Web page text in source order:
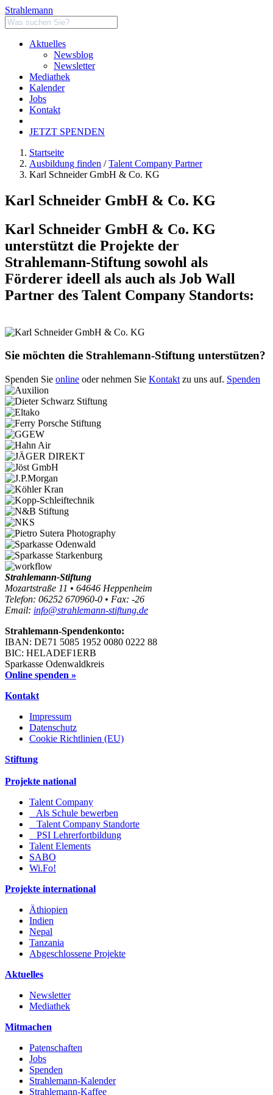
Strahlemann
Aktuelles
Newsblog
Newsletter
Mediathek
Kalender
Jobs
Kontakt
JETZT SPENDEN
Startseite
Ausbildung finden /Talent Company Partner
Karl Schneider GmbH & Co. KG
Karl Schneider GmbH & Co. KG
Karl Schneider GmbH & Co. KG
unterstützt die Projekte der
Strahlemann-Stiftung sowohl als
Förderer ideell als auch als Job Wall
Partner des Talent Company Standorts:
Sie möchten die Strahlemann-Stiftung unterstützen?
Spenden Sie online oder nehmen Sie Kontakt zu uns auf. Spenden
Strahlemann-Stiftung
Mozartstraße 11 • 64646 Heppenheim
Telefon: 06252 670960-0 • Fax: -26
Email: info@strahlemann-stiftung.de
Strahlemann-Spendenkonto:
IBAN: DE71 5085 1952 0080 0222 88
BIC: HELADEF1ERB
Sparkasse Odenwaldkreis
Online spenden »
Kontakt
Impressum
Datenschutz
Cookie Richtlinien (EU)
Stiftung
Projekte national
Talent Company
Als Schule bewerben
Talent Company Standorte
PSI Lehrerfortbildung
Talent Elements
SABO
Wi.Fo!
Projekte international
Äthiopien
Indien
Nepal
Tanzania
Abgeschlossene Projekte
Aktuelles
Newsletter
Mediathek
Mitmachen
Patenschaften
Jobs
Spenden
Strahlemann-Kalender
Strahlemann-Kaffee